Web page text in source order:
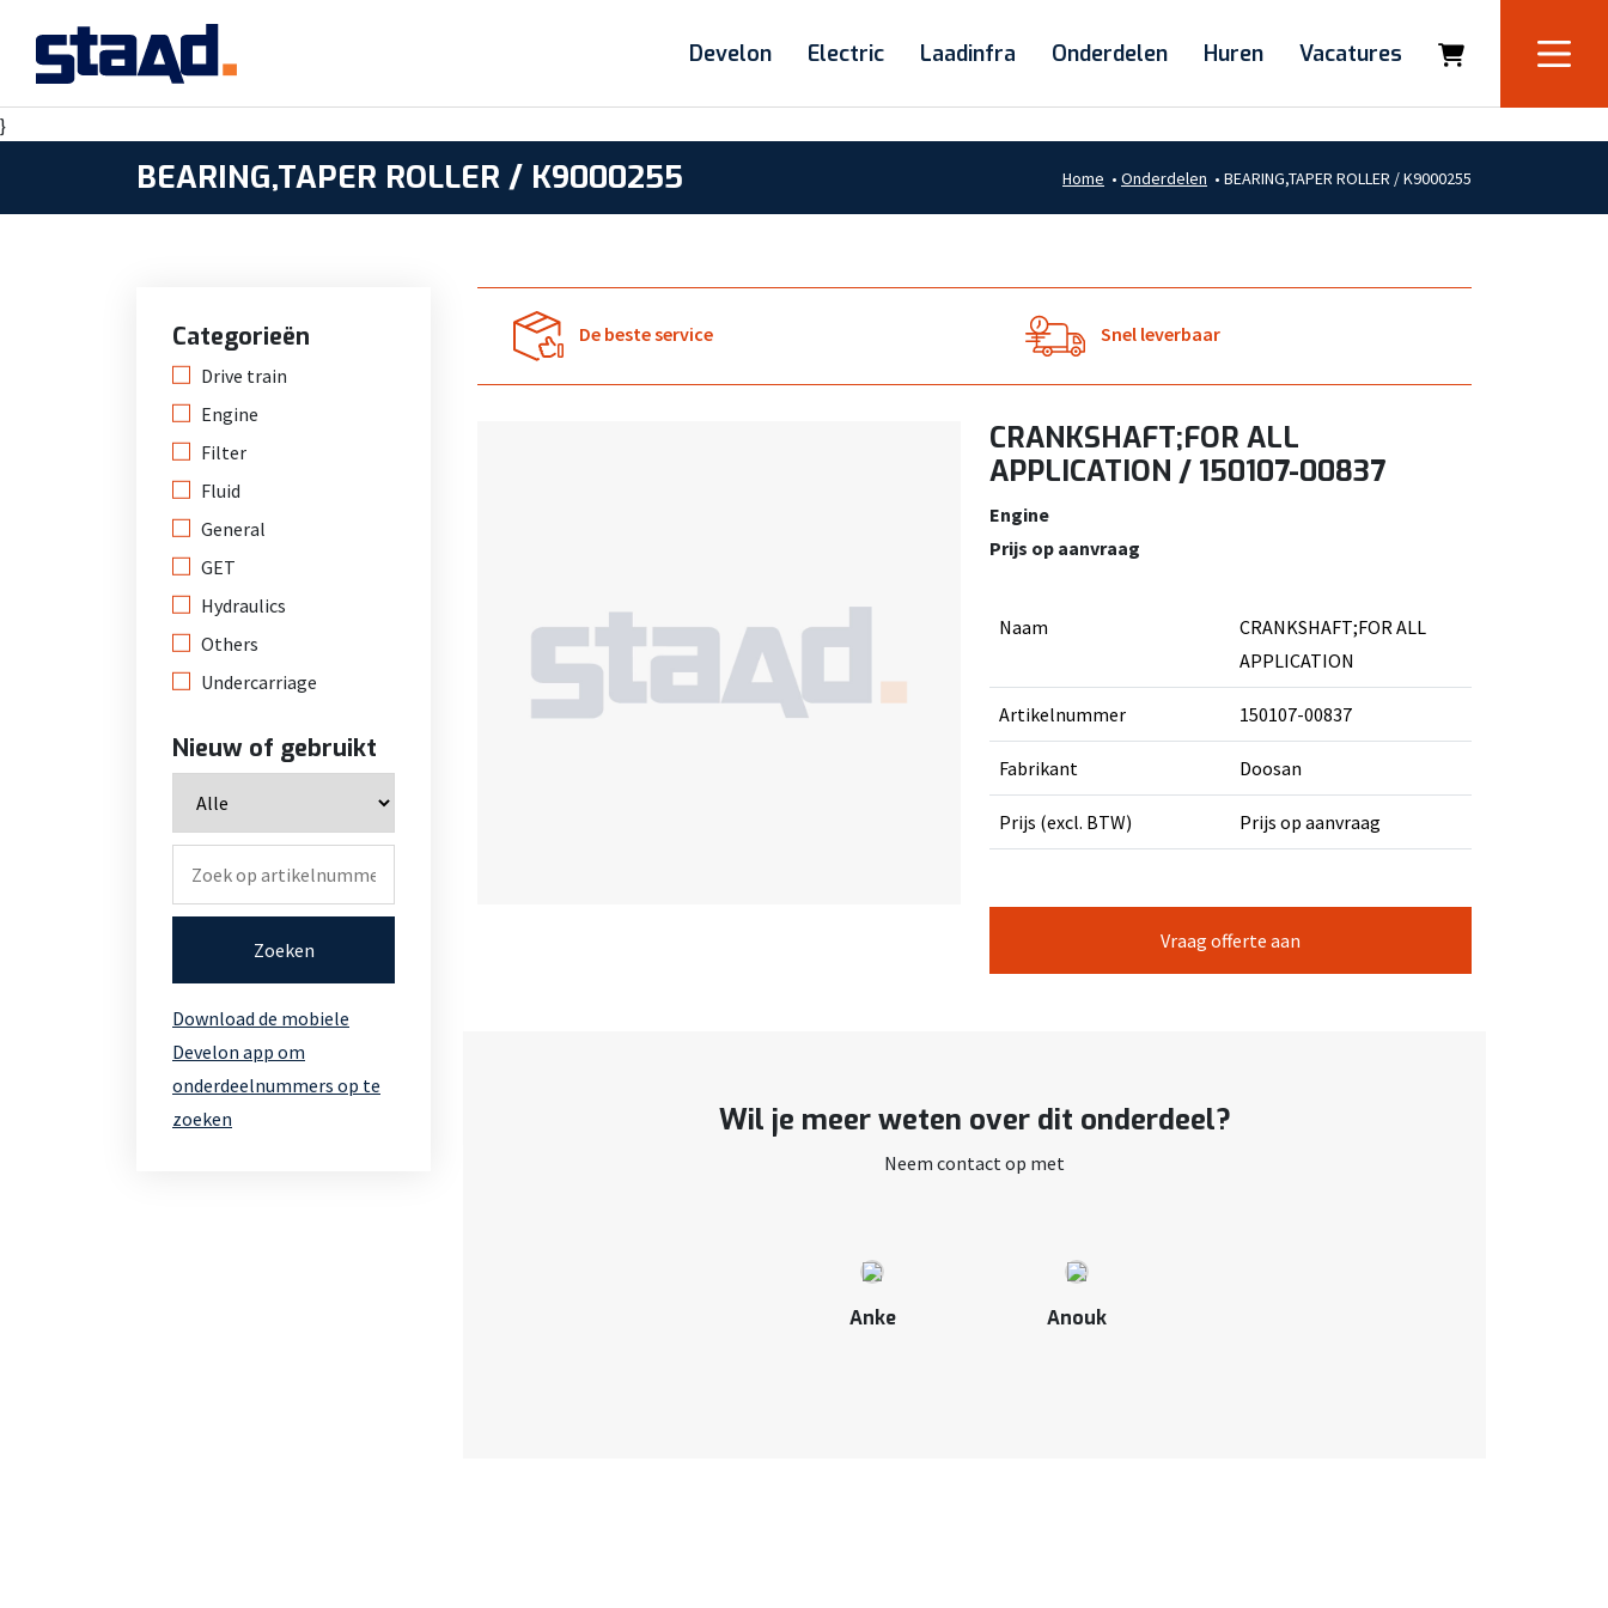
Develon Electric Laadinfra Onderdelen Huren Vacatures
}
BEARING,TAPER ROLLER / K9000255 Home • Onderdelen • BEARING,TAPER ROLLER / K9000255
Categorieën
Drive train
Engine
Filter
Fluid
General
GET
Hydraulics
Others
Undercarriage
Nieuw of gebruikt
Zoeken
Download de mobiele
Develon app om
onderdeelnummers op te
zoeken
De beste service Snel leverbaar
CRANKSHAFT;FOR ALL
APPLICATION / 150107-00837
Engine
Prijs op aanvraag
Naam
CRANKSHAFT;FOR ALL
APPLICATION
Artikelnummer 150107-00837
Fabrikant Doosan
Prijs (excl. BTW) Prijs op aanvraag
Vraag offerte aan
Wil je meer weten over dit onderdeel?
Neem contact op met
Anke Anouk